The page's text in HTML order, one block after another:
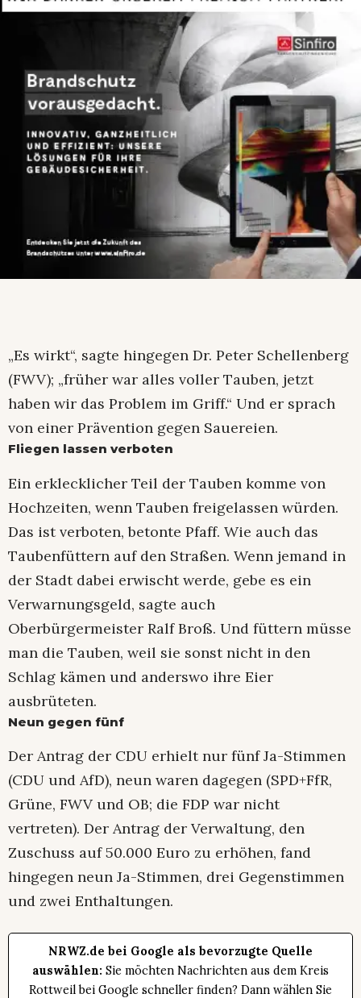
„Es wirkt“, sagte hingegen Dr. Peter Schellenberg
(FWV); „früher war alles voller Tauben, jetzt
haben wir das Problem im Griff.“ Und er sprach
von einer Prävention gegen Sauereien.
Fliegen lassen verboten
Ein erklecklicher Teil der Tauben komme von
Hochzeiten, wenn Tauben freigelassen würden.
Das ist verboten, betonte Pfaff. Wie auch das
Taubenfüttern auf den Straßen. Wenn jemand in
der Stadt dabei erwischt werde, gebe es ein
Verwarnungsgeld, sagte auch
Oberbürgermeister Ralf Broß. Und füttern müsse
man die Tauben, weil sie sonst nicht in den
Schlag kämen und anderswo ihre Eier
ausbrüteten.
Neun gegen fünf
Der Antrag der CDU erhielt nur fünf Ja-Stimmen
(CDU und AfD), neun waren dagegen (SPD+FfR,
Grüne, FWV und OB; die FDP war nicht
vertreten). Der Antrag der Verwaltung, den
Zuschuss auf 50.000 Euro zu erhöhen, fand
hingegen neun Ja-Stimmen, drei Gegenstimmen
und zwei Enthaltungen.
NRWZ.de bei Google als bevorzugte Quelle
auswählen: Sie möchten Nachrichten aus dem Kreis
Rottweil bei Google schneller finden? Dann wählen Sie